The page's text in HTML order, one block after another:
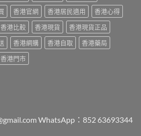
香港官網 香港居民適用
香港心得
香港比較 香港現貨
香港現貨正品
香港網購 香港自取
香港藥局
香港門市
WhatsApp：852 63693344